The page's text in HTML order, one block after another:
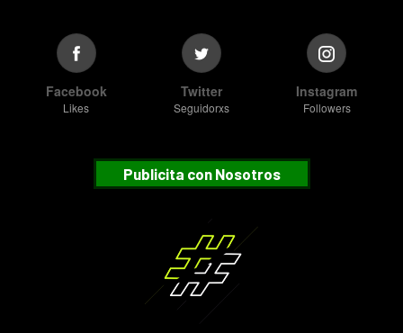
Facebook
Likes
Twitter
Seguidorxs
Instagram
Followers
Publicita con Nosotros